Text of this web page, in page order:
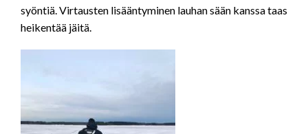
syöntiä. Virtausten lisääntyminen lauhan sään kanssa taas
heikentää jäitä.